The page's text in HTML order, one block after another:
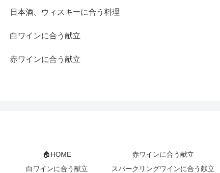
日本酒、ウィスキーに合う料理
白ワインに合う献立
赤ワインに合う献立
🏠HOME
赤ワインに合う献立
白ワインに合う献立
スパークリングワインに合う献立